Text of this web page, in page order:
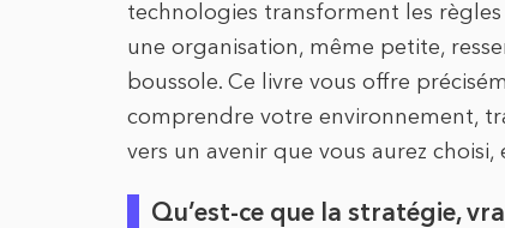
technologies transforment les
une organisation, même petite,
boussole. Ce livre vous offre
comprendre votre environnement,
vers un avenir que vous aurez choisi,
Qu’est-ce que la stratégie,